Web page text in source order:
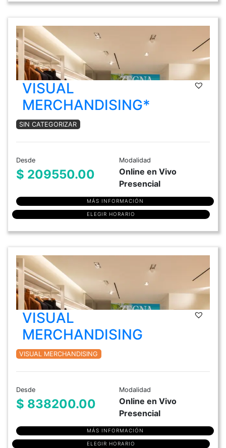
VISUAL
MERCHANDISING*
SIN CATEGORIZAR
Desde
$ 209550.00
Modalidad
Online en Vivo
Presencial
MÁS INFORMACIÓN
ELEGIR HORARIO
VISUAL
MERCHANDISING
VISUAL MERCHANDISING
Desde
$ 838200.00
Modalidad
Online en Vivo
Presencial
MÁS INFORMACIÓN
ELEGIR HORARIO